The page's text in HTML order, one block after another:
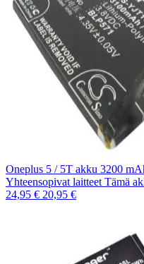
Oneplus 5 / 5T akku 3200
Yhteensopivat laitteet Tämä
24,95 € 20,95 €